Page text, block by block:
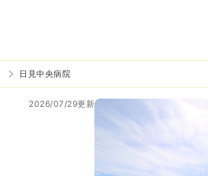
日見中央病院
2026/07/29更新